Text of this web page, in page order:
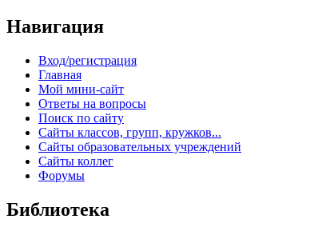
Навигация
Вход/регистрация
Главная
Мой мини-сайт
Ответы на вопросы
Поиск по сайту
Сайты классов, групп, кружков...
Сайты образовательных учреждений
Сайты коллег
Форумы
Библиотека